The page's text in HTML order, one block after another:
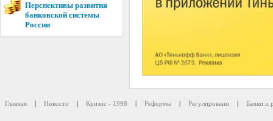
Перспективы развития
банковской системы
России
Главная | Новости | Кризис - 1998 | Реформы | Регулировани | Банки и